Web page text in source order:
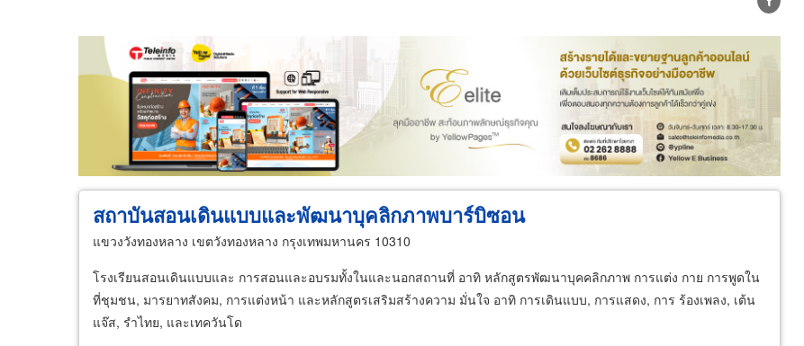
ขายส่ง ขายปลีก ผู้ผลิต ตัวแทนจัดจำหน่าย ผู้ส่งออก/นำเข้า ธุรกิจบริการ
สถาบันสอนเดินแบบและพัฒนาบุคลิกภาพบาร์บิซอน
แขวงวังทองหลาง เขตวังทองหลาง กรุงเทพมหานคร 10310
โรงเรียนสอนเดินแบบและ การสอนและอบรมทั้งในและนอกสถานที่ อาทิ หลักสูตรพัฒนาบุคคลิกภาพ การแต่ง กาย การพูดใน
ที่ชุมชน, มารยาทสังคม, การแต่งหน้า และหลักสูตรเสริมสร้างความ มั่นใจ อาทิ การเดินแบบ, การแสดง, การ ร้องเพลง, เต้น
แจ๊ส, รำไทย, และเทควันโด